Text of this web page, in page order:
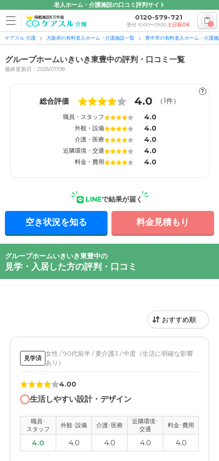
老人ホーム・介護施設の口コミ評判サイト
掲載施設5万件超 0120-579-721
受付 10:00〜19:00土日祝OK 0
ケアスル 介護 大阪府の有料老人ホーム・介護施設一覧 豊中市の有料老人ホーム・介護
グループホームいきいき東豊中の評判・口コミ一覧
最終更新日：2026/07/08
?
総合評価 4.0 （1件）
職員・スタッフ 4.0
外観・設備 4.0
介護・医療 4.0
近隣環境・交通 4.0
料金・費用 4.0
LINEで結果が届く
空き状況を知る 料金見積もり
グループホームいきいき東豊中の
見学・入居した方の評判・口コミ
見学済
女性 / 90代前半 / 要介護3 / 中度（生活に明確な影響
あり）
4.00
生活しやすい設計・デザイン
職員･
スタッフ
外観･設備 介護･医療
近隣環境･
交通
料金･費用
4.0 4.0 4.0 4.0 4.0